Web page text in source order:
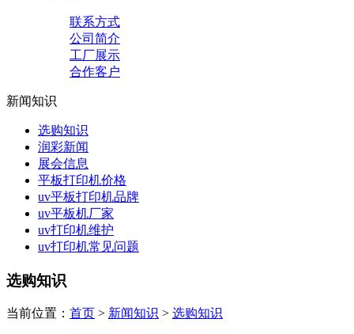
联系方式
公司简介
工厂展示
合作客户
新闻知识
选购知识
润彩新闻
展会信息
平板打印机价格
uv平板打印机品牌
uv平板机厂家
uv打印机维护
uv打印机常见问题
选购知识
当前位置： 首页 > 新闻知识 > 选购知识